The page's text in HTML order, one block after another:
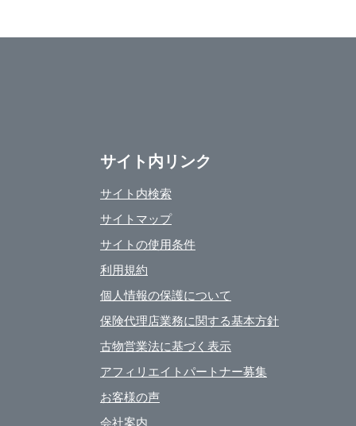
サイト内リンク
サイト内検索
サイトマップ
サイトの使用条件
利用規約
個人情報の保護について
保険代理店業務に関する基本方針
古物営業法に基づく表示
アフィリエイトパートナー募集
お客様の声
会社案内